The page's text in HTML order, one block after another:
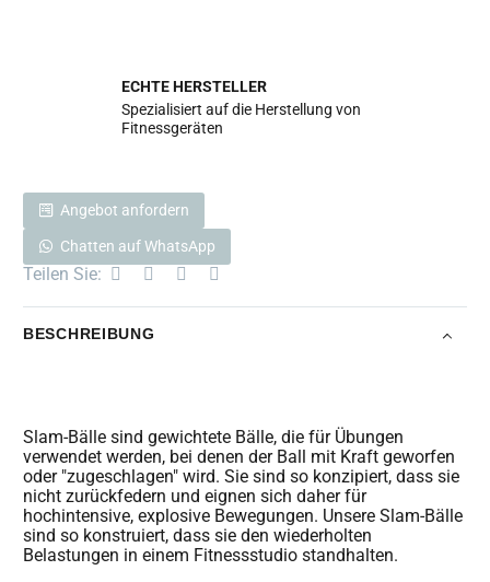
ECHTE HERSTELLER
Spezialisiert auf die Herstellung von
Fitnessgeräten
Angebot anfordern
Chatten auf WhatsApp
Teilen Sie:
BESCHREIBUNG
Slam-Bälle sind gewichtete Bälle, die für Übungen
verwendet werden, bei denen der Ball mit Kraft geworfen
oder "zugeschlagen" wird. Sie sind so konzipiert, dass sie
nicht zurückfedern und eignen sich daher für
hochintensive, explosive Bewegungen. Unsere Slam-Bälle
sind so konstruiert, dass sie den wiederholten
Belastungen in einem Fitnessstudio standhalten.